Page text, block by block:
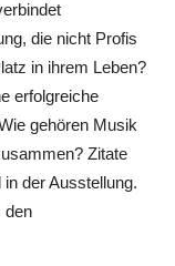
die nicht Profis
in ihrem Leben?
erfolgreiche
gehören Musik
Zitate
der Ausstellung.
den